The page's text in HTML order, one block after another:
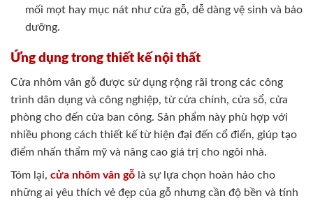
mối mọt hay mục nát như cửa gỗ, dễ dàng vệ sinh và bảo
dưỡng.
Ứng dụng trong thiết kế nội thất
Cửa nhôm vân gỗ được sử dụng rộng rãi trong các công
trình dân dụng và công nghiệp, từ cửa chính, cửa sổ, cửa
phòng cho đến cửa ban công. Sản phẩm này phù hợp với
nhiều phong cách thiết kế từ hiện đại đến cổ điển, giúp tạo
điểm nhấn thẩm mỹ và nâng cao giá trị cho ngôi nhà.
Tóm lại, cửa nhôm vân gỗ là sự lựa chọn hoàn hảo cho
những ai yêu thích vẻ đẹp của gỗ nhưng cần độ bền và tính